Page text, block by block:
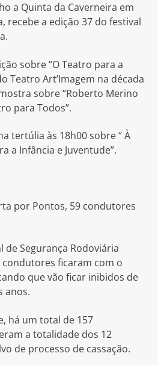
a Quinta da Caverneira em
recebe a edição 37 do festival
sobre “O Teatro para a
Teatro Art’Imagem na década
sobre “Roberto Merino
para Todos”.
tertúlia às 18h00 sobre “ À
a Infância e Juventude”.
por Pontos, 59 condutores
de Segurança Rodoviária
condutores ficaram com o
que vão ficar inibidos de
anos.
há um total de 157
a totalidade dos 12
de processo de cassação.